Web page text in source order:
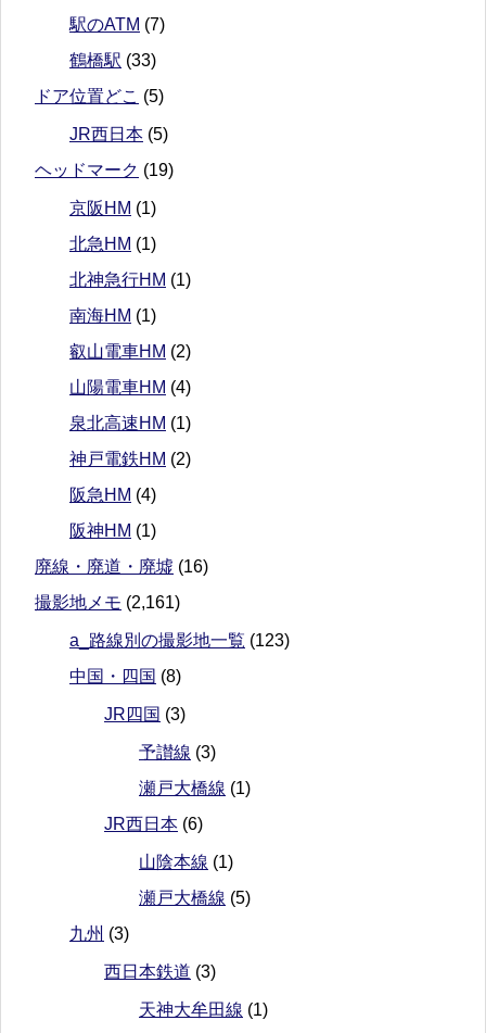
駅のATM (7)
鶴橋駅 (33)
ドア位置どこ (5)
JR西日本 (5)
ヘッドマーク (19)
京阪HM (1)
北急HM (1)
北神急行HM (1)
南海HM (1)
叡山電車HM (2)
山陽電車HM (4)
泉北高速HM (1)
神戸電鉄HM (2)
阪急HM (4)
阪神HM (1)
廃線・廃道・廃墟 (16)
撮影地メモ (2,161)
a_路線別の撮影地一覧 (123)
中国・四国 (8)
JR四国 (3)
予讃線 (3)
瀬戸大橋線 (1)
JR西日本 (6)
山陰本線 (1)
瀬戸大橋線 (5)
九州 (3)
西日本鉄道 (3)
天神大牟田線 (1)